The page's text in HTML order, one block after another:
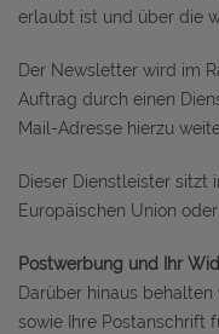
erlaubt ist und über die
Der Newsletter wird im
Auftrag durch einen
Mail-Adresse hierzu
Dieser Dienstleister sitzt
Europäischen Union
Postwerbung und Ihr
Darüber hinaus
sowie Ihre Postanschrift